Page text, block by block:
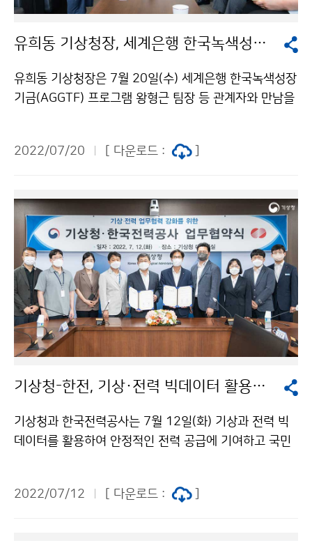
유희동 기상청장, 세계은행 한국녹색성장기금 관계자와 협력방안 논의
유희동 기상청장은 7월 20일(수) 세계은행 한국녹색성장
기금(AGGTF) 프로그램 왕형근 팀장 등 관계자와 만남을
2022/07/20
[ 다운로드 :
기상청-한전, 기상·전력 빅데이터 활용한 전력공급 협력
기상청과 한국전력공사는 7월 12일(화) 기상과 전력 빅
데이터를 활용하여 안정적인 전력 공급에 기여하고 국민
2022/07/12
[ 다운로드 :